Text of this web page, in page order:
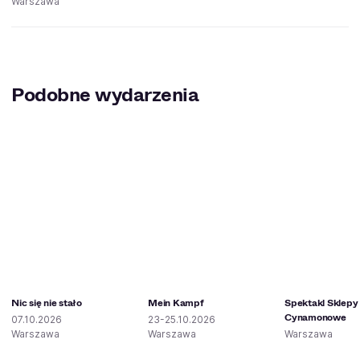
Podobne wydarzenia
Nic się nie stało
07.10.2026
Warszawa
Mein Kampf
23-25.10.2026
Warszawa
Spektakl Sklepy
Cynamonowe
Warszawa